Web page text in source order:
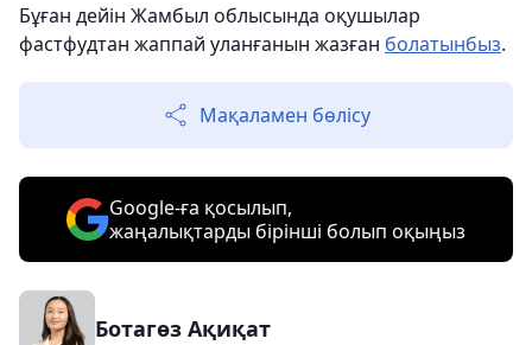
Бұған дейін Жамбыл облысында оқушылар
фастфудтан жаппай уланғанын жазған болатынбыз.
Мақаламен бөлісу
Google-ға қосылып,
жаңалықтарды бірінші болып оқыңыз
Ботагөз Ақиқат